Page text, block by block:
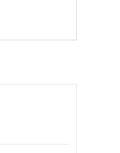
22207 22208 22209